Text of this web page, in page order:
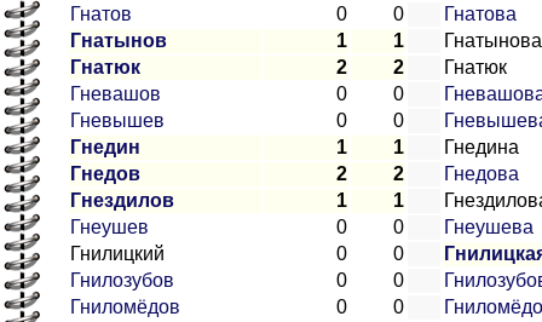
Гнатов 0 0
Гнатова
Гнатынов
1 1
Гнатынова
Гнатюк
2 2
Гнатюк
Гневашов
0 0
Гневышев
0 0
Гнедин
1 1
Гнедина
Гнедов
2 2
Гнедова
Гнездилов
1 1
Гнеушев
0 0
Гнеушева
Гнилицкий
0 0
Гнилозубов
0 0
Гниломёдов
0 0